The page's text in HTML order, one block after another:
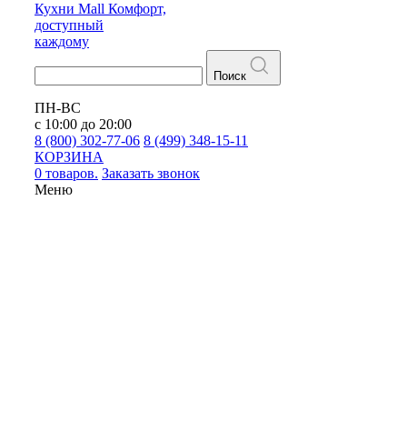
Кухни Mall Комфорт,
доступный
каждому
Поиск
ПН-ВС
с 10:00 до 20:00
8 (800) 302-77-06 8 (499) 348-15-11
КОРЗИНА
0 товаров. Заказать звонок
Меню